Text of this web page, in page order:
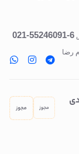
6-55246091-021
رضا